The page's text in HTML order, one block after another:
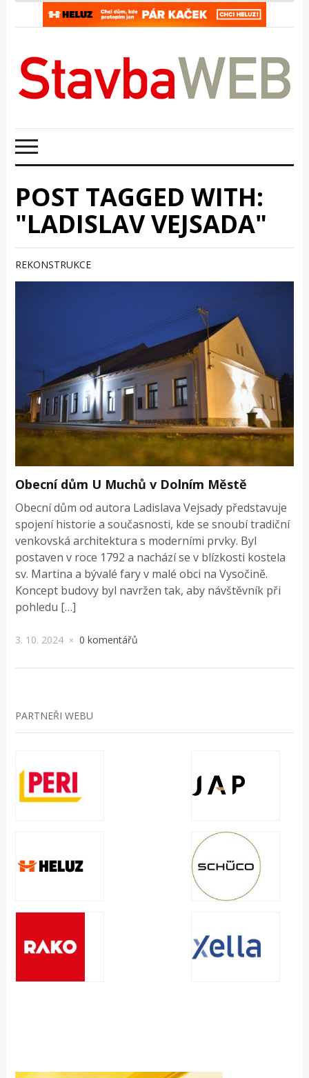
POST TAGGED WITH:
"LADISLAV VEJSADA"
REKONSTRUKCE
Obecní dům U Muchů v Dolním Městě
Obecní dům od autora Ladislava Vejsady představuje
spojení historie a současnosti, kde se snoubí tradiční
venkovská architektura s moderními prvky. Byl
postaven v roce 1792 a nachází se v blízkosti kostela
sv. Martina a bývalé fary v malé obci na Vysočině.
Koncept budovy byl navržen tak, aby návštěvník při
pohledu […]
3. 10. 2024 × 0 komentářů
PARTNEŘI WEBU